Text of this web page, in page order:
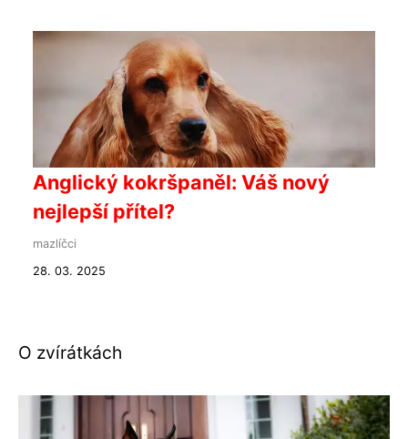
Anglický kokršpaněl: Váš nový
nejlepší přítel?
mazlíčci
28. 03. 2025
O zvírátkách